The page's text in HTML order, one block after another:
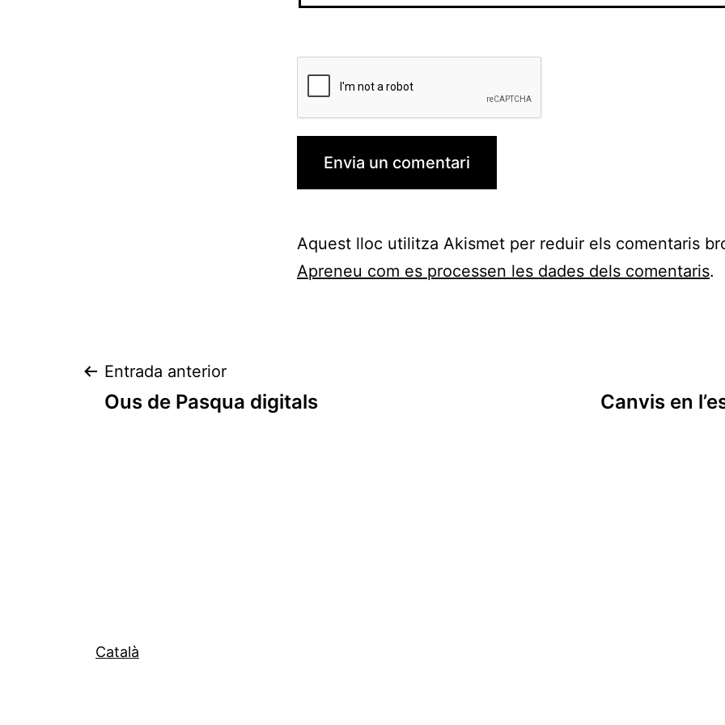
Aquest lloc utilitza Akismet per reduir els comentaris
Apreneu com es processen les dades dels comentaris.
Navegació
Entrada anterior
Ous de Pasqua digitals Canvis en
Català